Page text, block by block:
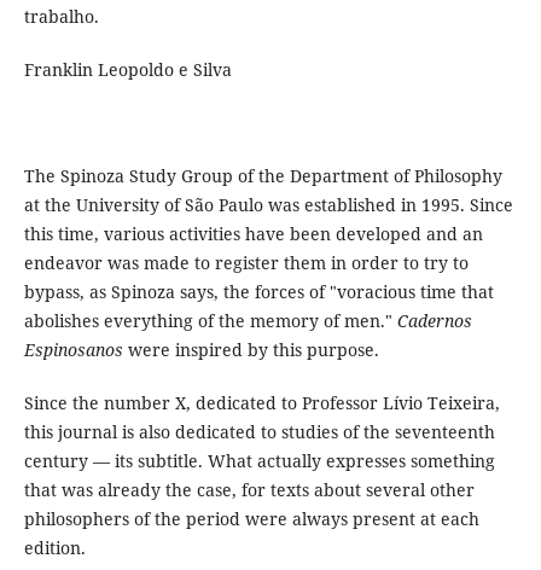
trabalho.
Franklin Leopoldo e Silva
The Spinoza Study Group of the Department of Philosophy
at the University of São Paulo was established in 1995. Since
this time, various activities have been developed and an
endeavor was made to register them in order to try to
bypass, as Spinoza says, the forces of "voracious time that
abolishes everything of the memory of men." Cadernos
Espinosanos were inspired by this purpose.
Since the number X, dedicated to Professor Lívio Teixeira,
this journal is also dedicated to studies of the seventeenth
century — its subtitle. What actually expresses something
that was already the case, for texts about several other
philosophers of the period were always present at each
edition.